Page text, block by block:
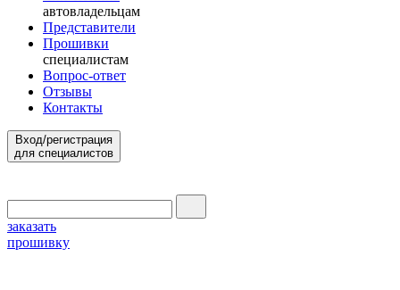
автовладельцам
Представители
Прошивки
специалистам
Вопрос-ответ
Отзывы
Контакты
Вход/регистрация
для специалистов
заказать
прошивку